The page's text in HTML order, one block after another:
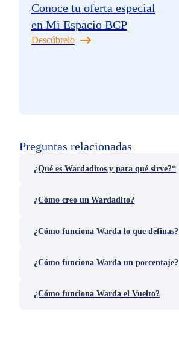
Preguntas relacionadas
¿Qué es Wardaditos y para qué sirve?*
¿Cómo creo un Wardadito?
¿Cómo funciona Warda lo que definas?
¿Cómo funciona Warda un porcentaje?
¿Cómo funciona Warda el Vuelto?
Conoce tu oferta especial
en Mi Espacio BCP
Descúbrelo